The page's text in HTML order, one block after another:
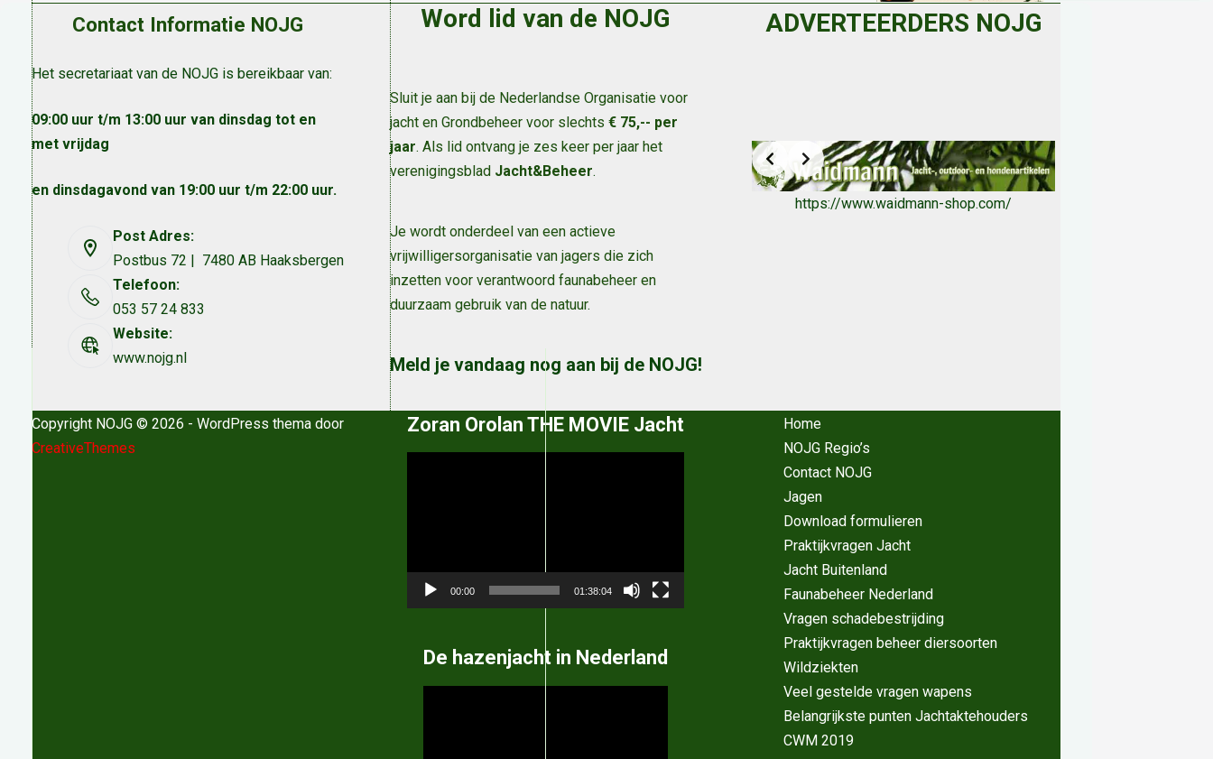
Contact Informatie NOJG
Het secretariaat van de NOJG is bereikbaar van:
09:00 uur t/m 13:00 uur van dinsdag tot en
met vrijdag
en dinsdagavond van 19:00 uur t/m 22:00 uur.
Post Adres:
Postbus 72 | 7480 AB Haaksbergen
Telefoon:
053 57 24 833
Website:
www.nojg.nl
Word lid van de NOJG
Sluit je aan bij de Nederlandse Organisatie voor
jacht en Grondbeheer voor slechts € 75,-- per
jaar. Als lid ontvang je zes keer per jaar het
verenigingsblad Jacht&Beheer.
Je wordt onderdeel van een actieve
vrijwilligersorganisatie van jagers die zich
inzetten voor verantwoord faunabeheer en
duurzaam gebruik van de natuur.
Meld je vandaag nog aan bij de NOJG!
ADVERTEERDERS NOJG
https://www.waidmann-shop.com/
Copyright NOJG © 2026 - WordPress thema door
CreativeThemes
Zoran Orolan THE MOVIE Jacht
00:00 01:38:04
De hazenjacht in Nederland
Home
NOJG Regio’s
Contact NOJG
Jagen
Download formulieren
Praktijkvragen Jacht
Jacht Buitenland
Faunabeheer Nederland
Vragen schadebestrijding
Praktijkvragen beheer diersoorten
Wildziekten
Veel gestelde vragen wapens
Belangrijkste punten Jachtaktehouders
CWM 2019